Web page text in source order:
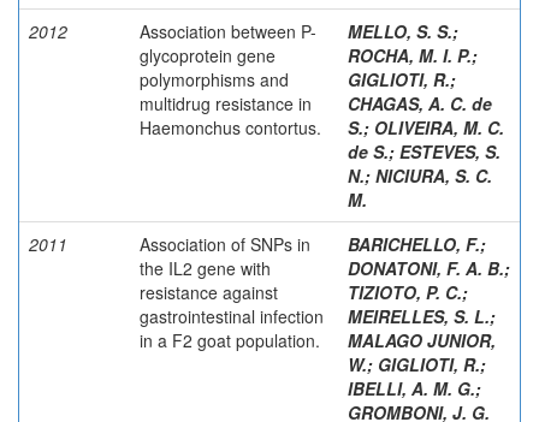
2012
Association between P-
glycoprotein gene
polymorphisms and
multidrug resistance in
Haemonchus contortus.
MELLO, S. S.;
ROCHA, M. I. P.;
GIGLIOTI, R.;
CHAGAS, A. C. de
S.; OLIVEIRA, M. C.
de S.; ESTEVES, S.
N.; NICIURA, S. C.
M.
2011
Association of SNPs in
the IL2 gene with
resistance against
gastrointestinal infection
in a F2 goat population.
BARICHELLO, F.;
DONATONI, F. A. B.;
TIZIOTO, P. C.;
MEIRELLES, S. L.;
MALAGO JUNIOR,
W.; GIGLIOTI, R.;
IBELLI, A. M. G.;
GROMBONI, J. G.